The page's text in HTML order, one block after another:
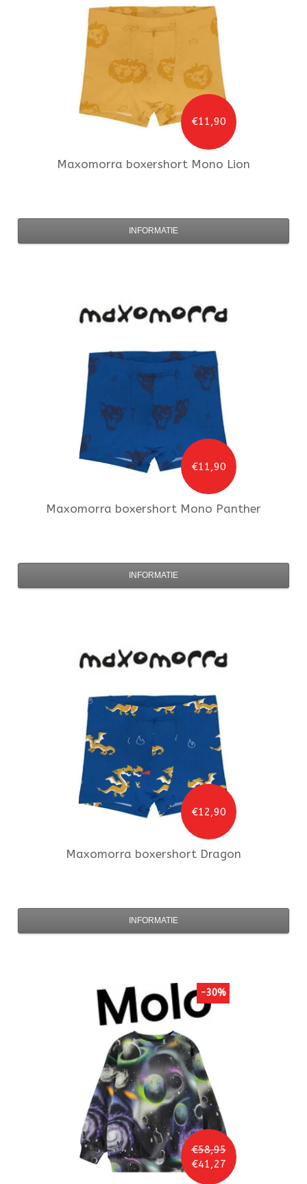
€11,90
Maxomorra boxershort Mono Lion
INFORMATIE
€11,90
Maxomorra boxershort Mono Panther
INFORMATIE
€12,90
Maxomorra boxershort Dragon
INFORMATIE
€58,95
€41,27
-30%